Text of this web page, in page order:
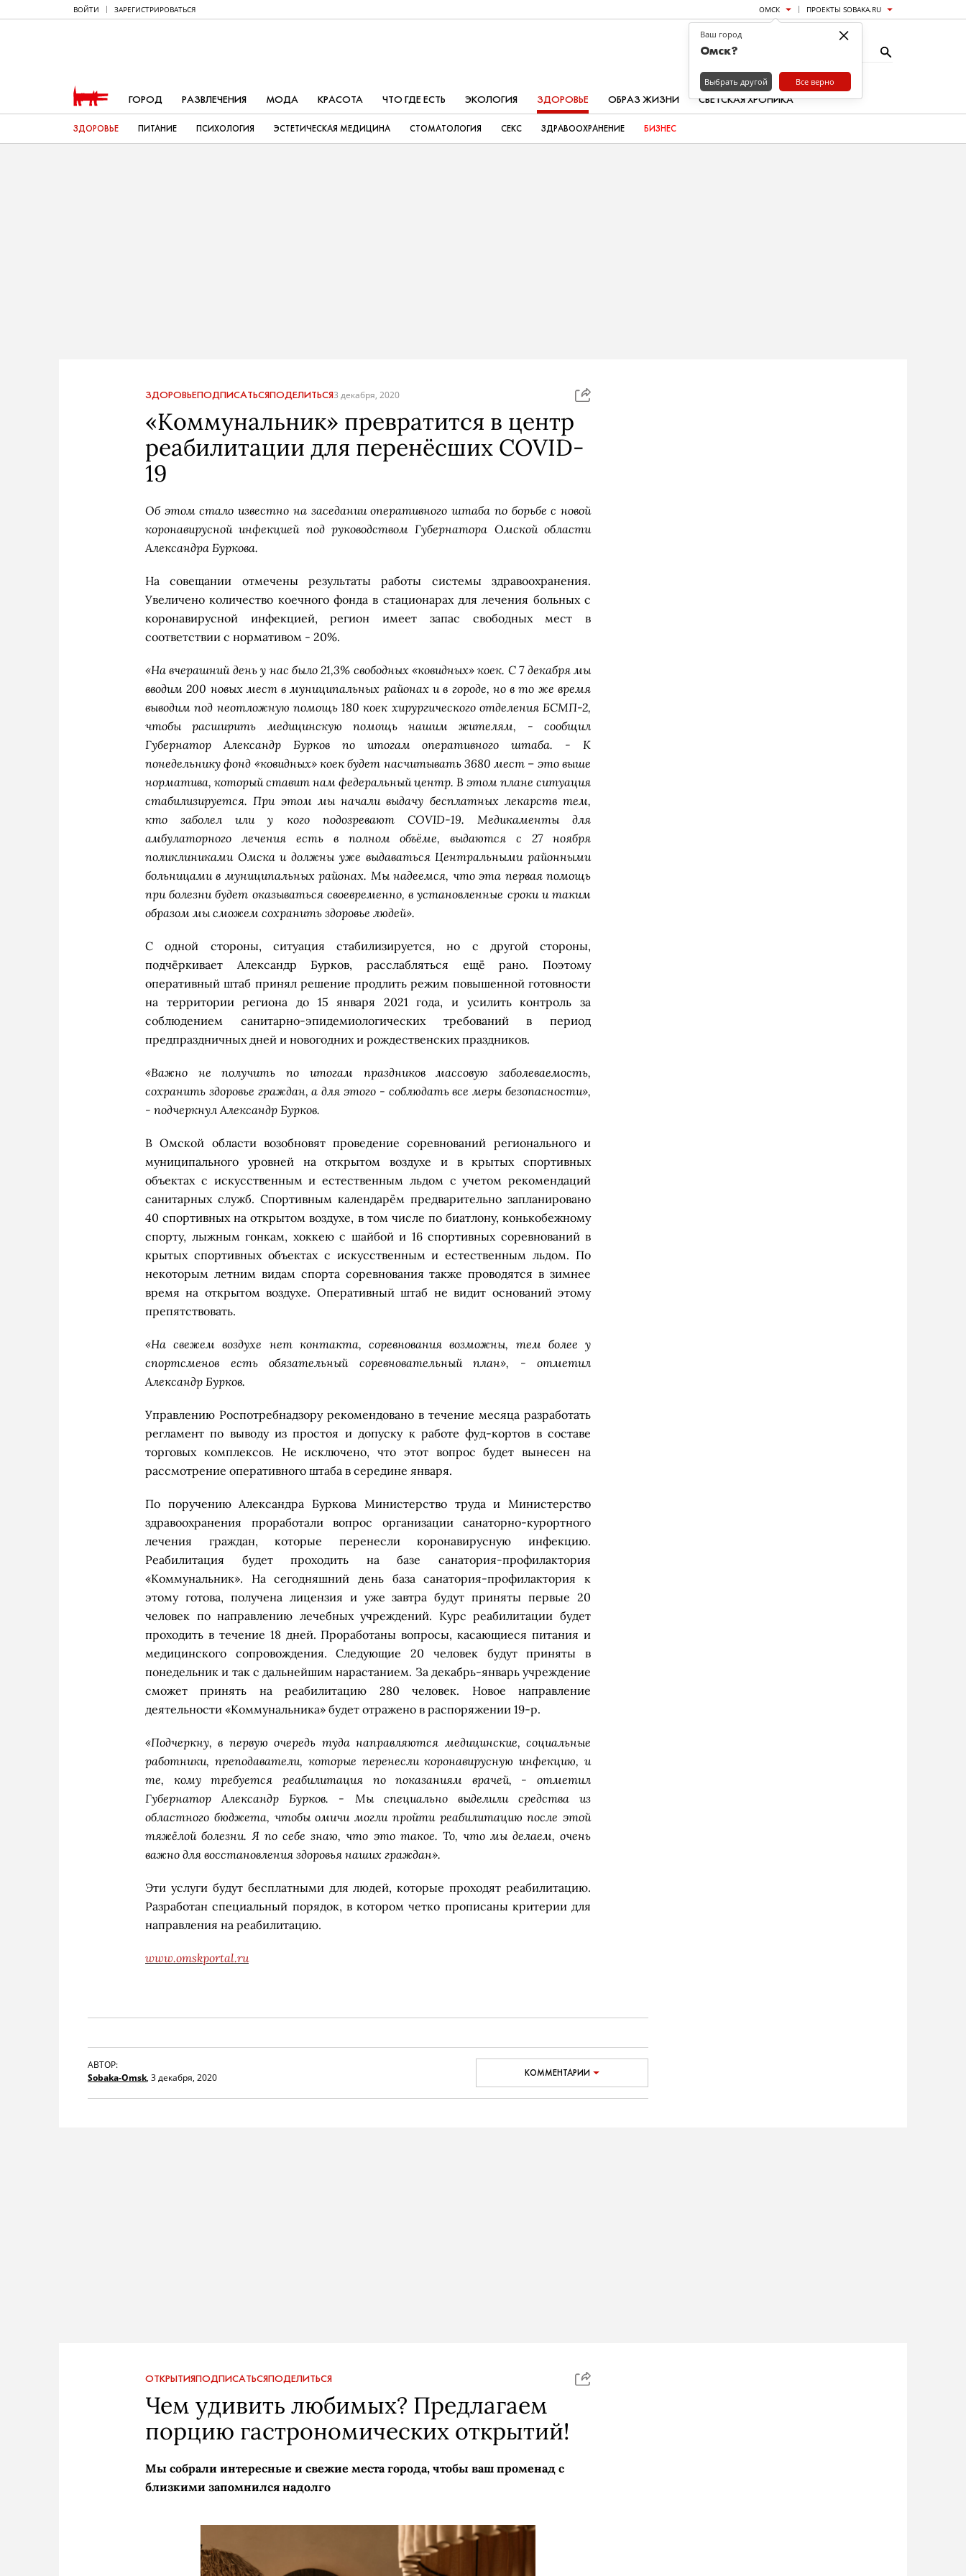
ВОЙТИ ЗАРЕГИСТРИРОВАТЬСЯ ОМСК ПРОЕКТЫ SOBAKA.RU
ГОРОД РАЗВЛЕЧЕНИЯ МОДА КРАСОТА ЧТО ГДЕ ЕСТЬ ЭКОЛОГИЯ ЗДОРОВЬЕ ОБРАЗ ЖИЗНИ СВЕТСКАЯ ХРОНИКА
ЗДОРОВЬЕ ПИТАНИЕ ПСИХОЛОГИЯ ЭСТЕТИЧЕСКАЯ МЕДИЦИНА СТОМАТОЛОГИЯ СЕКС ЗДРАВООХРАНЕНИЕ БИЗНЕС
ЗДОРОВЬЕПОДПИСАТЬСЯПОДЕЛИТЬСЯ3 декабря, 2020
«Коммунальник» превратится в центр
реабилитации для перенёсших COVID-
19
Об этом стало известно на заседании оперативного штаба по борьбе с новой
коронавирусной инфекцией под руководством Губернатора Омской области
Александра Буркова.
На совещании отмечены результаты работы системы здравоохранения.
Увеличено количество коечного фонда в стационарах для лечения больных с
коронавирусной инфекцией, регион имеет запас свободных мест в
соответствии с нормативом - 20%.
«На вчерашний день у нас было 21,3% свободных «ковидных» коек. С 7 декабря мы
вводим 200 новых мест в муниципальных районах и в городе, но в то же время
выводим под неотложную помощь 180 коек хирургического отделения БСМП-2,
чтобы расширить медицинскую помощь нашим жителям, - сообщил
Губернатор Александр Бурков по итогам оперативного штаба. - К
понедельнику фонд «ковидных» коек будет насчитывать 3680 мест – это выше
норматива, который ставит нам федеральный центр. В этом плане ситуация
стабилизируется. При этом мы начали выдачу бесплатных лекарств тем,
кто заболел или у кого подозревают COVID-19. Медикаменты для
амбулаторного лечения есть в полном объёме, выдаются с 27 ноября
поликлиниками Омска и должны уже выдаваться Центральными районными
больницами в муниципальных районах. Мы надеемся, что эта первая помощь
при болезни будет оказываться своевременно, в установленные сроки и таким
образом мы сможем сохранить здоровье людей».
С одной стороны, ситуация стабилизируется, но с другой стороны,
подчёркивает Александр Бурков, расслабляться ещё рано. Поэтому
оперативный штаб принял решение продлить режим повышенной готовности
на территории региона до 15 января 2021 года, и усилить контроль за
соблюдением санитарно-эпидемиологических требований в период
предпраздничных дней и новогодних и рождественских праздников.
«Важно не получить по итогам праздников массовую заболеваемость,
сохранить здоровье граждан, а для этого - соблюдать все меры безопасности»,
- подчеркнул Александр Бурков.
В Омской области возобновят проведение соревнований регионального и
муниципального уровней на открытом воздухе и в крытых спортивных
объектах с искусственным и естественным льдом с учетом рекомендаций
санитарных служб. Спортивным календарём предварительно запланировано
40 спортивных на открытом воздухе, в том числе по биатлону, конькобежному
спорту, лыжным гонкам, хоккею с шайбой и 16 спортивных соревнований в
крытых спортивных объектах с искусственным и естественным льдом. По
некоторым летним видам спорта соревнования также проводятся в зимнее
время на открытом воздухе. Оперативный штаб не видит оснований этому
препятствовать.
«На свежем воздухе нет контакта, соревнования возможны, тем более у
спортсменов есть обязательный соревновательный план», - отметил
Александр Бурков.
Управлению Роспотребнадзору рекомендовано в течение месяца разработать
регламент по выводу из простоя и допуску к работе фуд-кортов в составе
торговых комплексов. Не исключено, что этот вопрос будет вынесен на
рассмотрение оперативного штаба в середине января.
По поручению Александра Буркова Министерство труда и Министерство
здравоохранения проработали вопрос организации санаторно-курортного
лечения граждан, которые перенесли коронавирусную инфекцию.
Реабилитация будет проходить на базе санатория-профилактория
«Коммунальник». На сегодняшний день база санатория-профилактория к
этому готова, получена лицензия и уже завтра будут приняты первые 20
человек по направлению лечебных учреждений. Курс реабилитации будет
проходить в течение 18 дней. Проработаны вопросы, касающиеся питания и
медицинского сопровождения. Следующие 20 человек будут приняты в
понедельник и так с дальнейшим нарастанием. За декабрь-январь учреждение
сможет принять на реабилитацию 280 человек. Новое направление
деятельности «Коммунальника» будет отражено в распоряжении 19-р.
«Подчеркну, в первую очередь туда направляются медицинские, социальные
работники, преподаватели, которые перенесли коронавирусную инфекцию, и
те, кому требуется реабилитация по показаниям врачей, - отметил
Губернатор Александр Бурков. - Мы специально выделили средства из
областного бюджета, чтобы омичи могли пройти реабилитацию после этой
тяжёлой болезни. Я по себе знаю, что это такое. То, что мы делаем, очень
важно для восстановления здоровья наших граждан».
Эти услуги будут бесплатными для людей, которые проходят реабилитацию.
Разработан специальный порядок, в котором четко прописаны критерии для
направления на реабилитацию.
www.omskportal.ru
АВТОР:
Sobaka-Omsk, 3 декабря, 2020 КОММЕНТАРИИ
ОТКРЫТИЯПОДПИСАТЬСЯПОДЕЛИТЬСЯ
Чем удивить любимых? Предлагаем
порцию гастрономических открытий!
Мы собрали интересные и свежие места города, чтобы ваш променад с
близкими запомнился надолго
×
Ваш город
Омск?
Выбрать другой Все верно